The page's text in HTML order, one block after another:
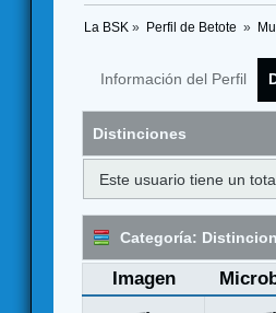
La BSK » Perfil de Betote »
Información del Perfil
Distinciones
Este usuario tiene un
Categoría:
Imagen